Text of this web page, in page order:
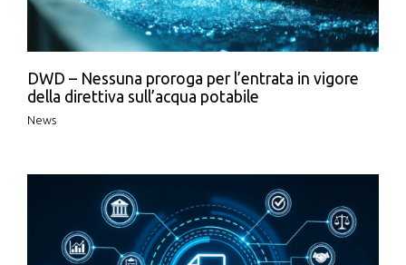
DWD – Nessuna proroga per l’entrata in vigore
della direttiva sull’acqua potabile
News